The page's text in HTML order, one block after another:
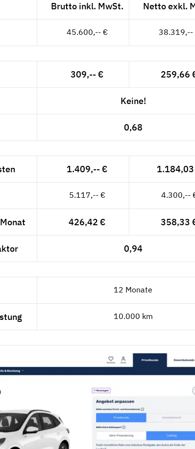
Brutto inkl. MwSt. Netto exkl.
45.600,-- € 38.319,--
309,-- € 259,66
Keine!
0,68
1.409,-- €
5.117,-- € 4.300,--
426,42 € 358,33
0,94
12 Monate
10.000 km